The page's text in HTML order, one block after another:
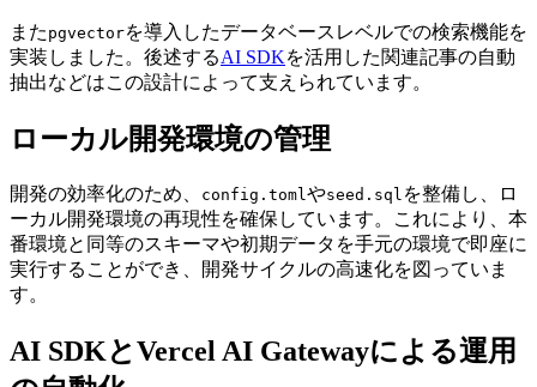
また pgvectorを導入したデータベースレベルでの検索機能を
実装しました。後述するAI SDKを活用した関連記事の自動
抽出などはこの設計によって支えられています。
ローカル開発環境の管理
開発の効率化のため、 config.toml やseed.sql を整備し、ロ
ーカル開発環境の再現性を確保しています。これにより、本
番環境と同等のスキーマや初期データを手元の環境で即座に
実行することができ、開発サイクルの高速化を図っていま
す。
AI SDKとVercel AI Gatewayによる運用